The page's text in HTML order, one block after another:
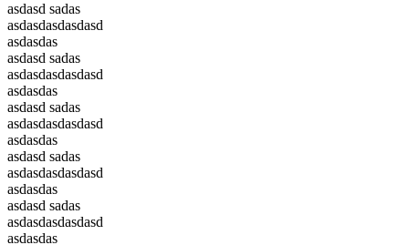
asdasd sadas
asdasdasdasdasd
asdasdas
asdasd sadas
asdasdasdasdasd
asdasdas
asdasd sadas
asdasdasdasdasd
asdasdas
asdasd sadas
asdasdasdasdasd
asdasdas
asdasd sadas
asdasdasdasdasd
asdasdas